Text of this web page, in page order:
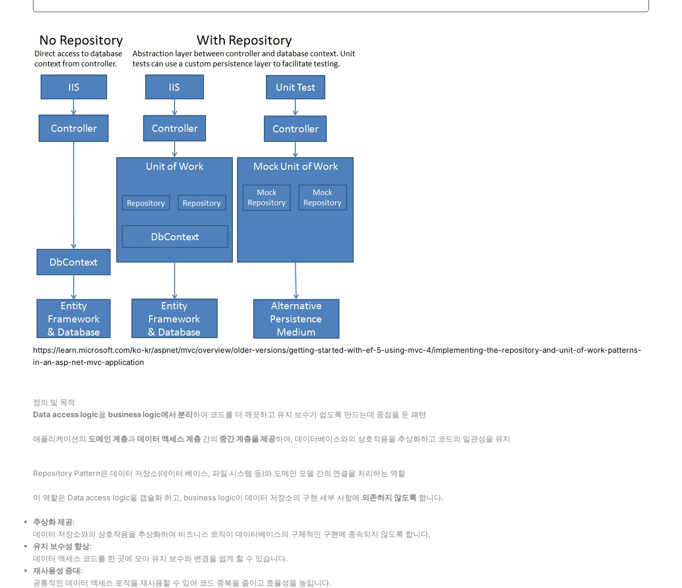
https://learn.microsoft.com/ko-kr/aspnet/mvc/overview/older-versions/getting-started-with-ef-5-using-mvc-4/implementing-the-repository-and-unit-of-work-patterns-
in-an-asp-net-mvc-application
정의 및 목적
Data access logic을 business logic에서 분리하여 코드를 더 깨끗하고 유지 보수가 쉽도록 만드는데 중점을 둔 패턴
애플리케이션의 도메인 계층과데이터 액세스 계층 간의 중간 계층을 제공하여, 데이터베이스와의 상호작용을 추상화하고 코드의 일관성을 유지
Repository Pattern은 데이터 저장소(데이터 베이스, 파일 시스템 등)와 도메인 모델 간의 연결을 처리하는 역할
이 역할은 Data access logic을 캡슐화 하고, business logic이 데이터 저장소의 구현 세부 사항에 의존하지 않도록 합니다.
추상화 제공:
데이터 저장소와의 상호작용을 추상화하여 비즈니스 로직이 데이터베이스의 구체적인 구현에 종속되지 않도록 합니다.
유지 보수성 향상:
데이터 액세스 코드를 한 곳에 모아 유지 보수와 변경을 쉽게 할 수 있습니다.
재사용성 증대:
공통적인 데이터 액세스 로직을 재사용할 수 있어 코드 중복을 줄이고 효율성을 높입니다.